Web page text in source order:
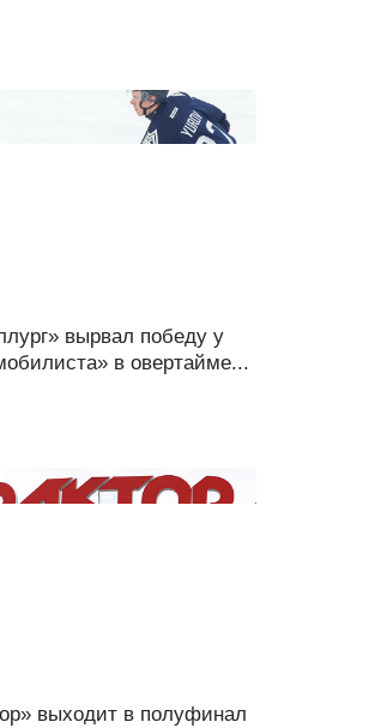
вырвал победу у
в овертайме...
выходит в полуфинал